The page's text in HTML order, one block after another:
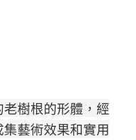
樹根的形體，經
藝術效果和實用